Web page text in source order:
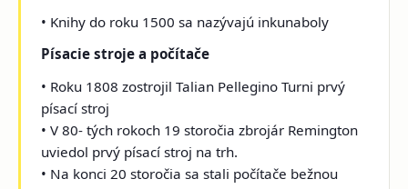
• Knihy do roku 1500 sa nazývajú inkunaboly
Písacie stroje a počítače
• Roku 1808 zostrojil Talian Pellegino Turni prvý
písací stroj
• V 80- tých rokoch 19 storočia zbrojár Remington
uviedol prvý písací stroj na trh.
• Na konci 20 storočia sa stali počítače bežnou